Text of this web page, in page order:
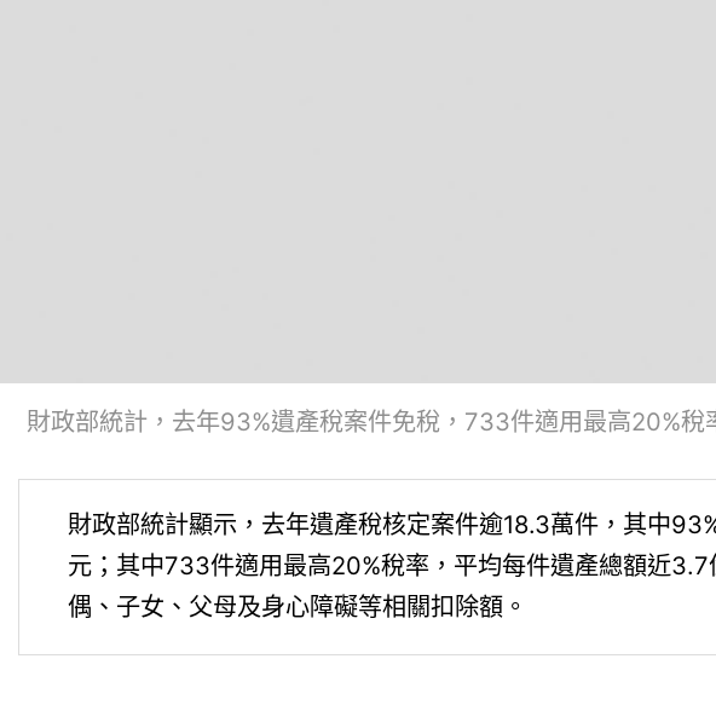
財政部統計，去年93%遺產稅案件免稅，733件適用最高20%
財政部統計顯示，去年遺產稅核定案件逾18.3萬件，其中
元；其中733件適用最高20%稅率，平均每件遺產總額近
偶、子女、父母及身心障礙等相關扣除額。